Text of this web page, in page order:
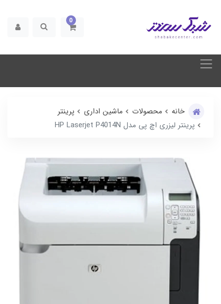
0
خانه محصولات ماشین اداری
پرینتر
پرینتر لیزری اچ پی مدل HP Laserjet P4014N